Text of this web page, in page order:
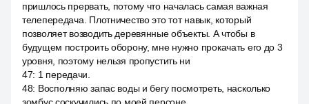
пришлось прервать, потому что началась самая важная
телепередача. Плотничество это тот навык, который
позволяет возводить деревянные объекты. А чтобы в
будущем построить оборону, мне нужно прокачать его до 3
уровня, поэтому нельзя пропустить ни
47: 1 передачи.
48: Восполняю запас воды и бегу посмотреть, насколько